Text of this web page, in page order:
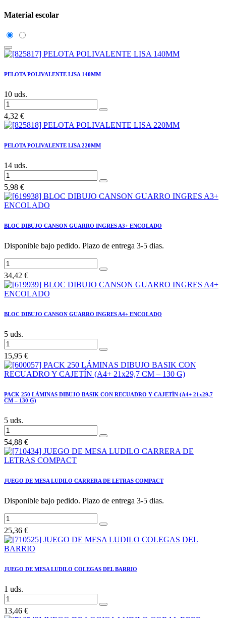
Material escolar
PELOTA POLIVALENTE LISA 140MM
10 uds.
4,32 €
PELOTA POLIVALENTE LISA 220MM
14 uds.
5,98 €
BLOC DIBUJO CANSON GUARRO INGRES A3+ ENCOLADO
Disponible bajo pedido. Plazo de entrega 3-5 dias.
34,42 €
BLOC DIBUJO CANSON GUARRO INGRES A4+ ENCOLADO
5 uds.
15,95 €
PACK 250 LÁMINAS DIBUJO BASIK CON RECUADRO Y CAJETÍN (A4+ 21x29,7
CM – 130 G)
5 uds.
54,88 €
JUEGO DE MESA LUDILO CARRERA DE LETRAS COMPACT
Disponible bajo pedido. Plazo de entrega 3-5 dias.
25,36 €
JUEGO DE MESA LUDILO COLEGAS DEL BARRIO
1 uds.
13,46 €